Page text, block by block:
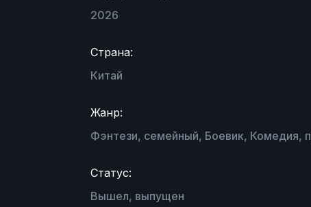
2026
Страна:
Китай
Жанр:
Фэнтези, семейный, Боевик, Комедия,
Статус:
Вышел, выпущен